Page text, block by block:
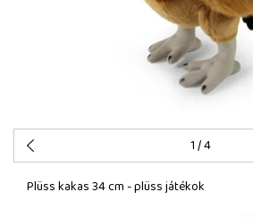
1/ 4
Plüss kakas 34 cm - plüss játékok